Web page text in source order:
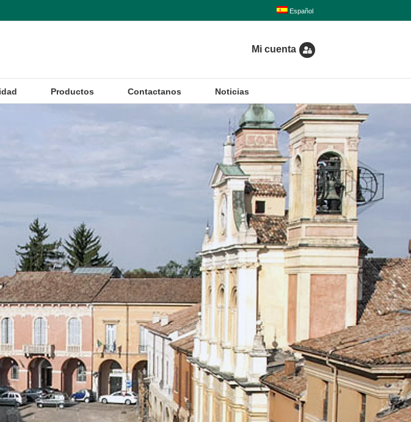
Español
Mi cuenta
Productos Contactanos Noticias